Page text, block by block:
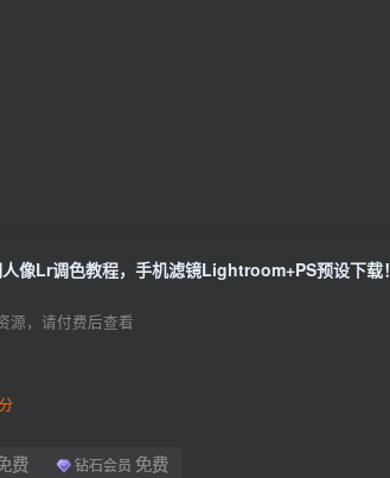
像Lr调色教程，手机滤镜Lightroom+PS预设下载！
源，请付费后查看
费 钻石会员 免费